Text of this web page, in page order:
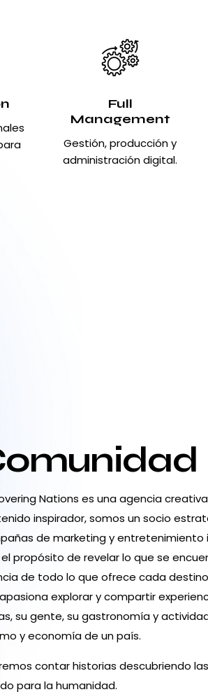
Full
Management
Gestión, producción y
administración digital.
Nations es una agencia
inspirador, somos un socio
de marketing y entretenimiento
propósito de revelar lo que se
de todo lo que ofrece cada
explorar y compartir
su gente, su gastronomía y
y economía de un país.
contar historias descubriendo
para la humanidad.